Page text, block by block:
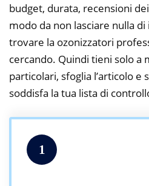
budget, durata, recensioni
modo da non lasciare nulla
trovare la ozonizzatori
cercando. Quindi tieni solo a
particolari, sfoglia l’articolo e
soddisfa la tua lista di
1